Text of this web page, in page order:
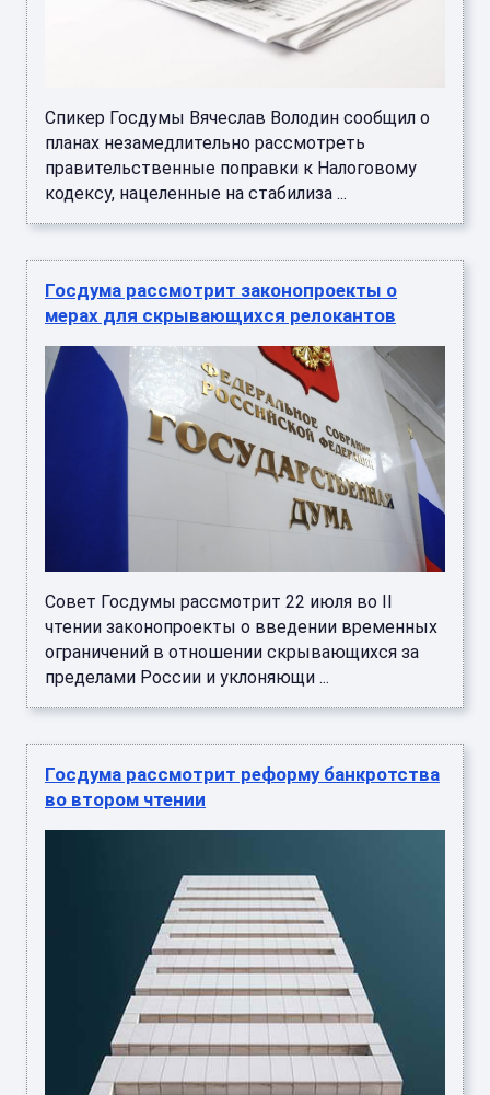
Спикер Госдумы Вячеслав Володин сообщил о
планах незамедлительно рассмотреть
правительственные поправки к Налоговому
кодексу, нацеленные на стабилиза ...
Госдума рассмотрит законопроекты о
мерах для скрывающихся релокантов
Совет Госдумы рассмотрит 22 июля во II
чтении законопроекты о введении временных
ограничений в отношении скрывающихся за
пределами России и уклоняющи ...
Госдума рассмотрит реформу банкротства
во втором чтении